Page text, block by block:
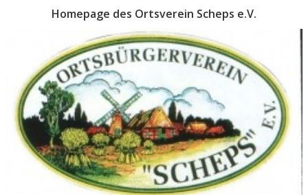
Homepage des Ortsverein Scheps e.V.